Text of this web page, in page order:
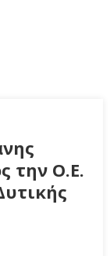
την Ο.Ε.